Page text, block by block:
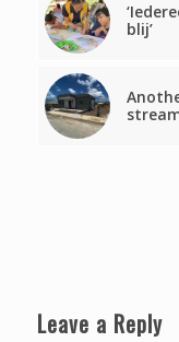
blij’
Leave a Reply